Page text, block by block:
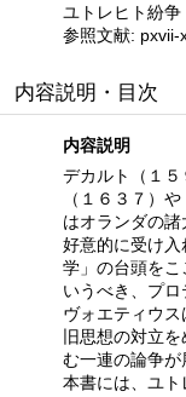
ユトレヒト紛
参照文献: pxvii-
内容説明・目次
内容説明
デカルト（１５
（１６３７）
はオランダの
好意的に受け
学」の台頭を
いうべき、プ
ヴォエティウ
旧思想の対立
む一連の論争が
本書には、ユ